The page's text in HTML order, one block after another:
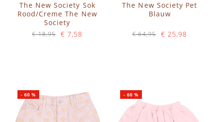
The New Society Sok
Rood/Creme The New
Society
€ 7,58
€ 18,95
The New Society Pet
Blauw
€ 25,98
€ 64,95
-60 % - 60 %